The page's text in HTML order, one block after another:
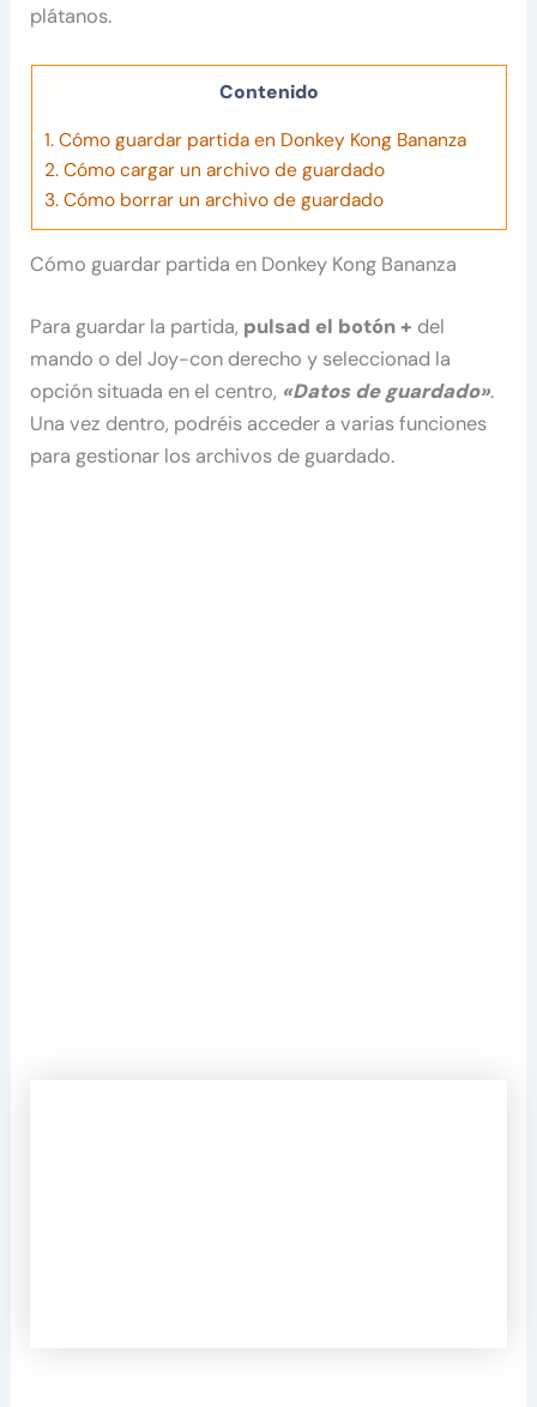
plátanos.
Contenido
1.Cómo guardar partida en Donkey Kong Bananza
2.Cómo cargar un archivo de guardado
3.Cómo borrar un archivo de guardado
Cómo guardar partida en Donkey Kong Bananza
Para guardar la partida, pulsad el botón + del
mando o del Joy-con derecho y seleccionad la
opción situada en el centro, «Datos de guardado».
Una vez dentro, podréis acceder a varias funciones
para gestionar los archivos de guardado.